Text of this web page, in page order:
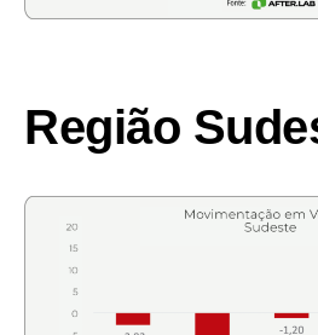
Região